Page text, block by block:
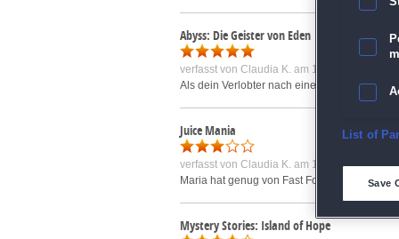
Abyss: Die Geister von Eden
verfasst von Claudia K. am 10.04.2013 um
Als dein Verlobter nach einem Tauchgang
Juice Mania
verfasst von Claudia K. am 12.08.2009 um
Maria hat genug von Fast Food und Soda!
Mystery Stories: Island of Hope
List of
Save